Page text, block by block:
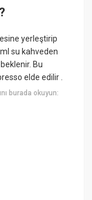
yerleştirip
ml su kahveden
Bu
elde edilir .
burada okuyun: